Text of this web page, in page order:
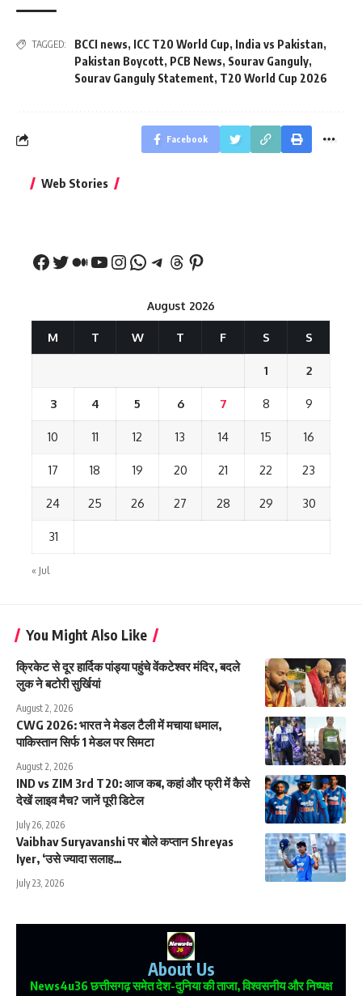
TAGGED: BCCI news, ICC T20 World Cup, India vs Pakistan,
Pakistan Boycott, PCB News, Sourav Ganguly,
Sourav Ganguly Statement, T20 World Cup 2026
Facebook
Web Stories
नीतीश कुमार का पहला
August 2026
M T W T F S S
1 2
3 4 5 6 7 8 9
10 11 12 13 14 15 16
17 18 19 20 21 22 23
24 25 26 27 28 29 30
31
« Jul
You Might Also Like
क्रिकेट से दूर हार्दिक पांड्या पहुंचे वेंकटेश्वर मंदिर, बदले
लुक ने बटोरी सुर्खियां
August 2, 2026
CWG 2026: भारत ने मेडल टैली में मचाया धमाल,
पाकिस्तान सिर्फ 1 मेडल पर सिमटा
August 2, 2026
IND vs ZIM 3rd T20: आज कब, कहां और फ्री में कैसे
देखें लाइव मैच? जानें पूरी डिटेल
July 26, 2026
Vaibhav Suryavanshi पर बोले कप्तान Shreyas
Iyer, ‘उसे ज्यादा सलाह…
July 23, 2026
About Us
News4u36छत्तीसगढ़ समेत देश-दुनिया की ताजा, विश्वसनीय और निष्पक्ष